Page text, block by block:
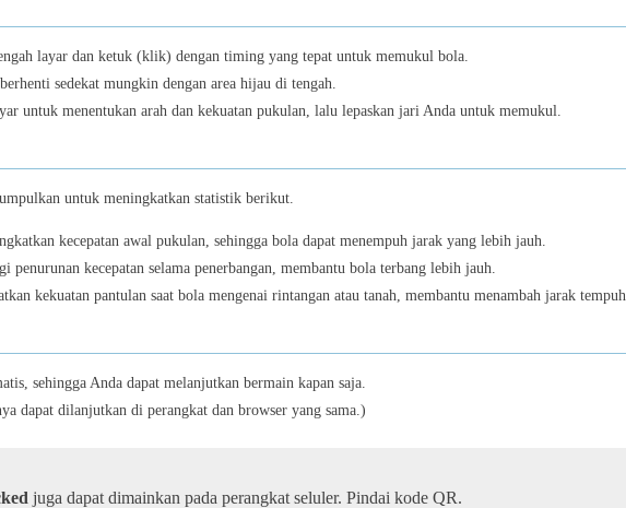
layar dan ketuk (klik) dengan timing yang tepat untuk memukul bola.
sedekat mungkin dengan area hijau di tengah.
untuk menentukan arah dan kekuatan pukulan, lalu lepaskan jari Anda untuk memukul.
untuk meningkatkan statistik berikut.
kecepatan awal pukulan, sehingga bola dapat menempuh jarak yang lebih jauh.
penurunan kecepatan selama penerbangan, membantu bola terbang lebih jauh.
kekuatan pantulan saat bola mengenai rintangan atau tanah, membantu menambah jarak tempuh.
sehingga Anda dapat melanjutkan bermain kapan saja.
dapat dilanjutkan di perangkat dan browser yang sama.)
juga dapat dimainkan pada perangkat seluler. Pindai kode QR.